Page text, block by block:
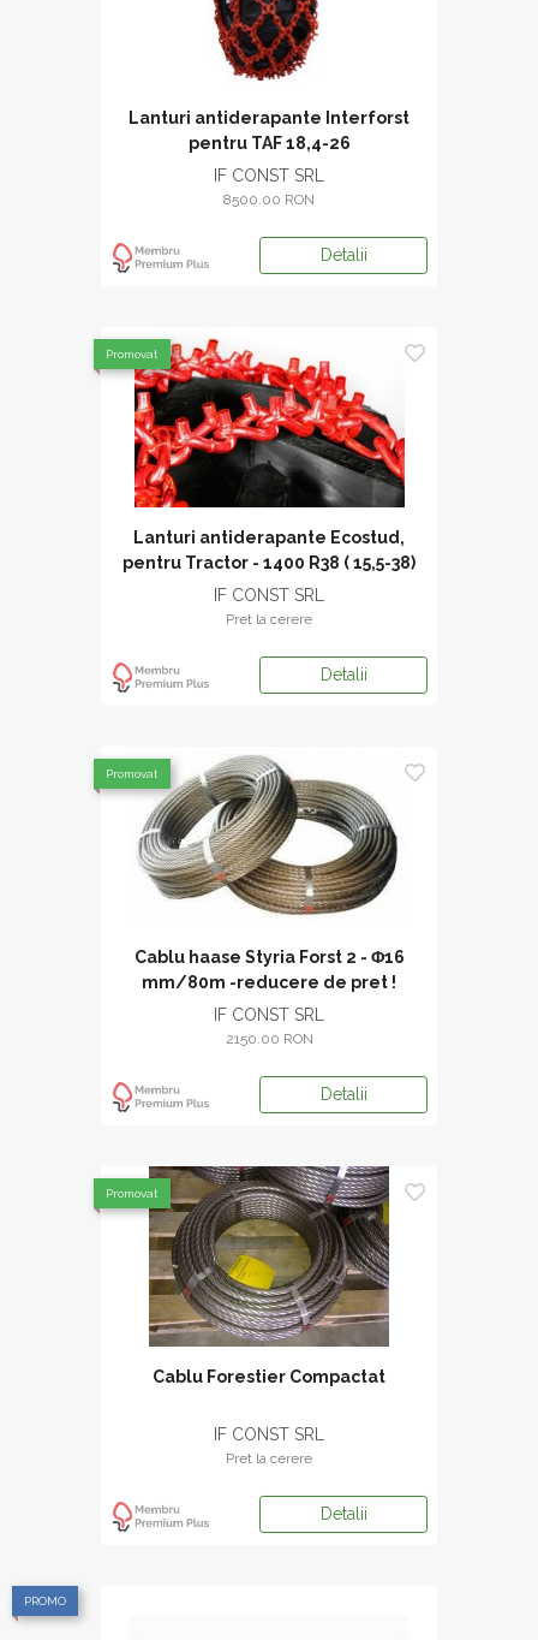
Lanturi antiderapante Interforst
pentru TAF 18,4-26
IF CONST SRL
8500.00 RON
Detalii
Lanturi antiderapante Ecostud,
pentru Tractor - 1400 R38 ( 15,5-38)
IF CONST SRL
Pret la cerere
Detalii
Promovat
Cablu haase Styria Forst 2 - Φ16
mm/80m -reducere de pret !
IF CONST SRL
2150.00 RON
Detalii
Promovat
Cablu Forestier Compactat
IF CONST SRL
Pret la cerere
Detalii
Promovat
PROMO